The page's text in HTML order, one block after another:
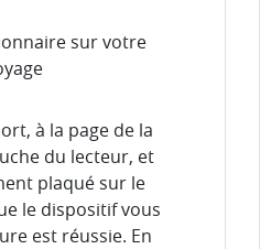
sur votre
à la page de la
du lecteur, et
plaqué sur le
le dispositif vous
est réussie. En